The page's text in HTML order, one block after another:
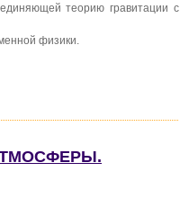
теорию гравитации с
физики.